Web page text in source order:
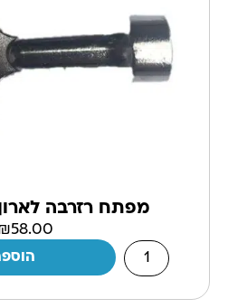
מפתח רזרבה
58.00